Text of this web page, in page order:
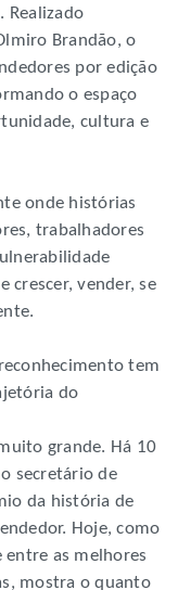
Realizado
Brandão, o
por edição
o espaço
cultura e
onde histórias
trabalhadores
crescer, vender, se
tem
do
grande. Há 10
secretário de
da história de
Hoje, como
as melhores
mostra o quanto